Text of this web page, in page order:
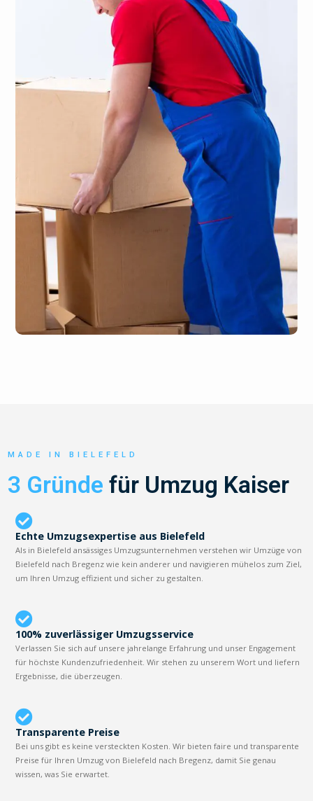
MADE IN BIELEFELD
3 Gründe für Umzug Kaiser
Echte Umzugsexpertise aus Bielefeld
Als in Bielefeld ansässiges Umzugsunternehmen verstehen wir Umzüge von
Bielefeld nach Bregenz wie kein anderer und navigieren mühelos zum Ziel,
um Ihren Umzug effizient und sicher zu gestalten.
100% zuverlässiger Umzugsservice
Verlassen Sie sich auf unsere jahrelange Erfahrung und unser Engagement
für höchste Kundenzufriedenheit. Wir stehen zu unserem Wort und liefern
Ergebnisse, die überzeugen.
Transparente Preise
Bei uns gibt es keine versteckten Kosten. Wir bieten faire und transparente
Preise für Ihren Umzug von Bielefeld nach Bregenz, damit Sie genau
wissen, was Sie erwartet.